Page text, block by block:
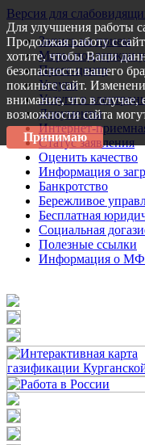
Версия для
Запись на прием
Меры поддержки
Пресс-центр
Услуги
Услуги в
Документы
Интернет-
Статус заявления
Оценить качество
Информация о
Банкротство
Бережливое
Бесплатная
Социальная
Полезные ссылки
Информация о
Для улучшения работы
Продолжая работу с
хотите, чтобы Ваши
безопасности вашего
покиньте сайт.
внимание, что в случае,
возможности сайта
Принимаю